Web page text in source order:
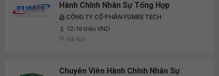
Hành Chính Nhân Sự Tổng Hợp
CÔNG TY CỔ PHẦN FUMEE TECH
12-16 triệu VND
Hà Nội
Chuyên Viên Hành Chính Nhân Sự